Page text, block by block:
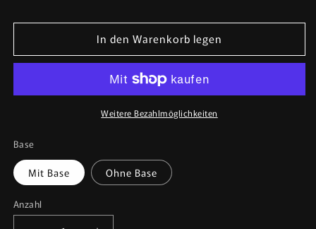
In den Warenkorb legen
Weitere Bezahlmöglichkeiten
Base
Mit Base Ohne Base
Anzahl
Anzahl